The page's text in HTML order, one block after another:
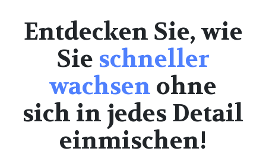
Entdecken Sie, wie
Sie schneller
wachsen ohne
sich in jedes Detail
einmischen!